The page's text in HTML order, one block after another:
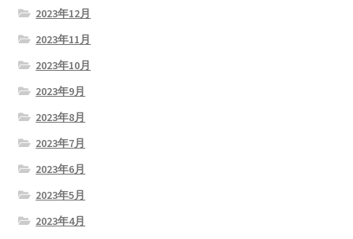
2023年12月
2023年11月
2023年10月
2023年9月
2023年8月
2023年7月
2023年6月
2023年5月
2023年4月